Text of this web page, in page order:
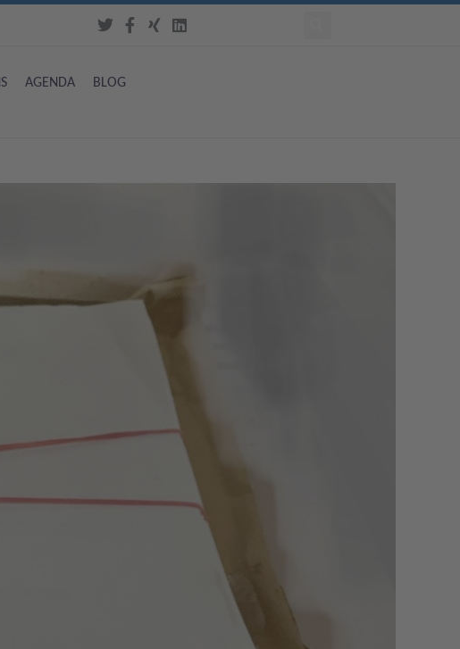
AGENDA BLOG